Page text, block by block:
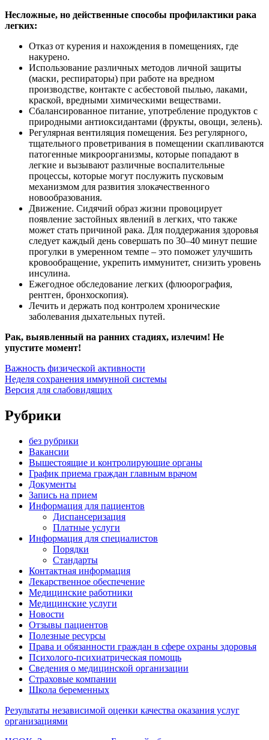
Несложные, но действенные способы профилактики рака
легких:
Отказ от курения и нахождения в помещениях, где
накурено.
Использование различных методов личной защиты
(маски, респираторы) при работе на вредном
производстве, контакте с асбестовой пылью, лаками,
краской, вредными химическими веществами.
Сбалансированное питание, употребление продуктов с
природными антиоксидантами (фрукты, овощи, зелень).
Регулярная вентиляция помещения. Без регулярного,
тщательного проветривания в помещении скапливаются
патогенные микроорганизмы, которые попадают в
легкие и вызывают различные воспалительные
процессы, которые могут послужить пусковым
механизмом для развития злокачественного
новообразования.
Движение. Сидячий образ жизни провоцирует
появление застойных явлений в легких, что также
может стать причиной рака. Для поддержания здоровья
следует каждый день совершать по 30–40 минут пешие
прогулки в умеренном темпе – это поможет улучшить
кровообращение, укрепить иммунитет, снизить уровень
инсулина.
Ежегодное обследование легких (флюорография,
рентген, бронхоскопия).
Лечить и держать под контролем хронические
заболевания дыхательных путей.
Рак, выявленный на ранних стадиях, излечим! Не
упустите момент!
Важность физической активности
Неделя сохранения иммунной системы
Версия для слабовидящих
Рубрики
без рубрики
Вакансии
Вышестоящие и контролирующие органы
График приема граждан главным врачом
Документы
Запись на прием
Информация для пациентов
Диспансеризация
Платные услуги
Информация для специалистов
Порядки
Стандарты
Контактная информация
Лекарственное обеспечение
Медицинские работники
Медицинские услуги
Новости
Отзывы пациентов
Полезные ресурсы
Права и обязанности граждан в сфере охраны здоровья
Психолого-психиатрическая помощь
Сведения о медицинской организации
Страховые компании
Школа беременных
Результаты независимой оценки качества оказания услуг
организациями